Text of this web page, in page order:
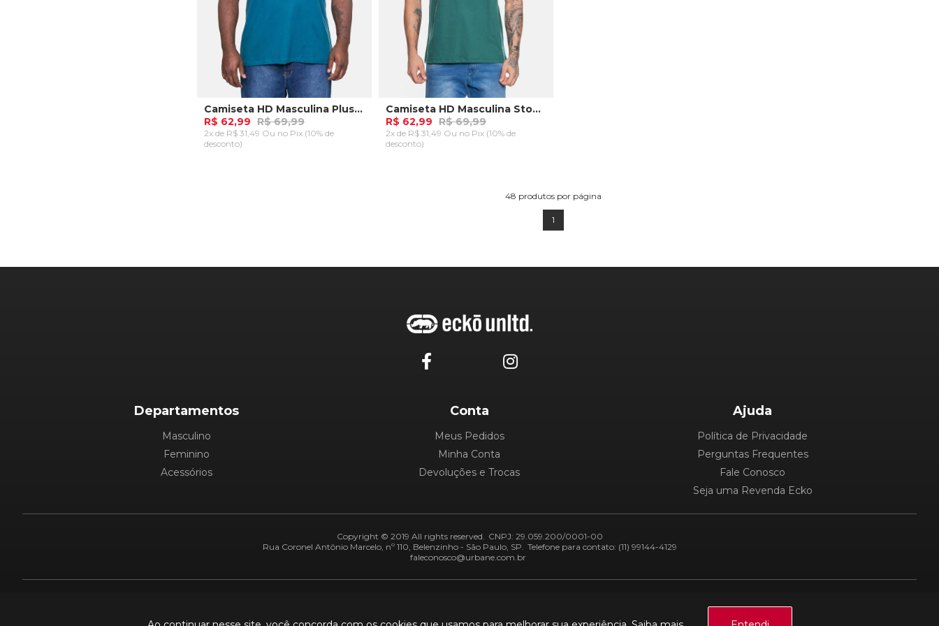
Camiseta HD Masculina Plus Size Boards Azul Tempestade
R$ 62,99 R$ 69,99
2x de R$ 31,49 Ou no Pix (10% de
desconto)
Camiseta HD Masculina Stones Verde Dark Forest
R$ 62,99 R$ 69,99
2x de R$ 31,49 Ou no Pix (10% de
desconto)
48 produtos por página
1
Departamentos
Masculino
Feminino
Acessórios
Conta
Meus Pedidos
Minha Conta
Devoluções e Trocas
Ajuda
Política de Privacidade
Perguntas Frequentes
Fale Conosco
Seja uma Revenda Ecko
Copyright © 2019 All rights reserved. CNPJ: 29.059.200/0001-00
Rua Coronel Antônio Marcelo, nº 110, Belenzinho - São Paulo, SP. Telefone para contato: (11) 99144-4129
faleconosco@urbane.com.br